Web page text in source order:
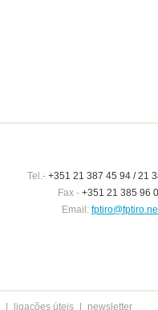
Tel.-+351 21 387 45 94 / 21
Fax - +351 21 385 96
Email:
ligações úteis newsletter